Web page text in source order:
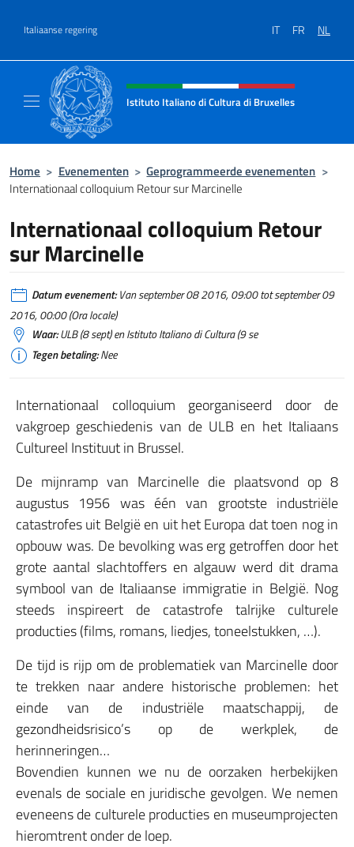
Italiaanse regering IT FR NL
Intestazione sito, social e menù
Istituto Italiano di Cultura di Bruxelles
Home > Evenementen > Geprogrammeerde evenementen >
Internationaal colloquium Retour sur Marcinelle
Internationaal colloquium Retour
sur Marcinelle
Datum evenement:Van september 08 2016, 09:00 tot september 09
2016, 00:00 (Ora locale)
Waar:ULB (8 sept) en Istituto Italiano di Cultura (9 se
Tegen betaling:Nee
Internationaal colloquium georganiseerd door de
vakgroep geschiedenis van de ULB en het Italiaans
Cultureel Instituut in Brussel.
De mijnramp van Marcinelle die plaatsvond op 8
augustus 1956 was één van grootste industriële
catastrofes uit België en uit het Europa dat toen nog in
opbouw was. De bevolking was erg getroffen door het
grote aantal slachtoffers en algauw werd dit drama
symbool van de Italiaanse immigratie in België. Nog
steeds inspireert de catastrofe talrijke culturele
producties (films, romans, liedjes, toneelstukken, …).
De tijd is rijp om de problematiek van Marcinelle door
te trekken naar andere historische problemen: het
einde van de industriële maatschappij, de
gezondheidsrisico’s op de werkplek, de
herinneringen…
Bovendien kunnen we nu de oorzaken herbekijken
evenals de sociale en juridische gevolgen. We nemen
eveneens de culturele producties en museumprojecten
hieromtrent onder de loep.